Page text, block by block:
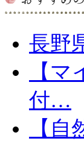
長野
【
付…
【